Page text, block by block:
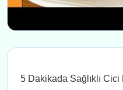
5 Dakikada Sağlıklı